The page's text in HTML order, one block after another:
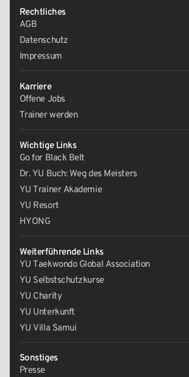
Rechtliches
AGB
Datenschutz
Impressum
Karriere
Offene Jobs
Trainer werden
Wichtige Links
Go for Black Belt
Dr. YU Buch: Weg des Meisters
YU Trainer Akademie
YU Resort
HYONG
Weiterführende Links
YU Taekwondo Global Association
YU Selbstschutzkurse
YU Charity
YU Unterkunft
YU Villa Samui
Sonstiges
Presse